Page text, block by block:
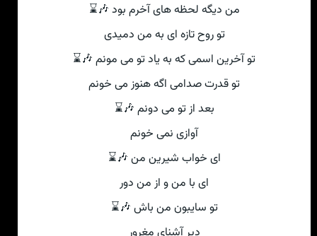
من دیگه لحظه های آخرم بود 🎶⌛
تو روح تازه ای به من دمیدی
تو آخرین اسمی که به یاد تو می مونم 🎶⌛
تو قدرت صدامی اگه هنوز می خونم
بعد از تو می دونم 🎶⌛
آوازی نمی خونم
ای خواب شیرین من 🎶⌛
ای با من و از من دور
تو سایبون من باش 🎶⌛